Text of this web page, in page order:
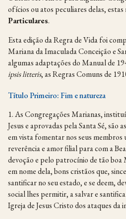
ofícios ou atos peculiares delas, estas
Particulares.
Esta edição da Regra de Vida foi
Mariana da Imaculada Conceição e
algumas adaptações do Manual de
ipsis litteris, as Regras Comuns de
Título Primeiro: Fim e natureza
1. As Congregações Marianas,
Jesus e aprovadas pela Santa Sé, são
em vista fomentar nos seus membros
reverência e amor filial para com a
devoção e pelo patrocínio de tão boa
em nome dela, bons cristãos que,
santificar no seu estado, e se deem,
social lhes permitir, a salvar e
Igreja de Jesus Cristo dos ataques da